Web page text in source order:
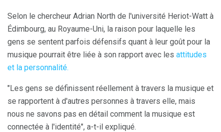
Selon le chercheur Adrian North de l'université Heriot-Watt à
Édimbourg, au Royaume-Uni, la raison pour laquelle les
gens se sentent parfois défensifs quant à leur goût pour la
musique pourrait être liée à son rapport avec les attitudes
et la personnalité.
"Les gens se définissent réellement à travers la musique et
se rapportent à d'autres personnes à travers elle, mais
nous ne savons pas en détail comment la musique est
connectée à l'identité", a-t-il expliqué.